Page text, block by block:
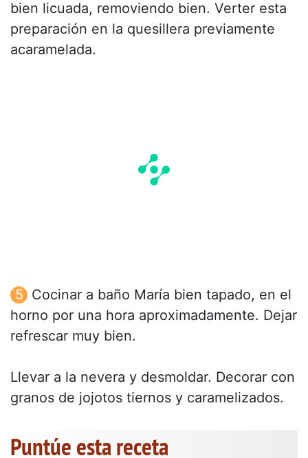
bien licuada, removiendo bien. Verter esta
preparación en la quesillera previamente
acaramelada.
Cocinar a baño María bien tapado, en el
horno por una hora aproximadamente. Dejar
refrescar muy bien.
Llevar a la nevera y desmoldar. Decorar con
granos de jojotos tiernos y caramelizados.
Puntúe esta receta